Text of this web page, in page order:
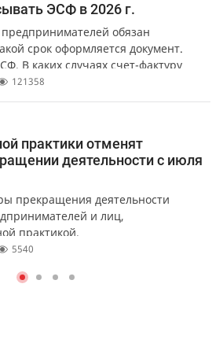
ЭСФ в 2026 г.
предпринимателей обязан
срок оформляется документ.
В каких случаях счет-фактуру
форме.
121358
практики отменят
деятельности с июля
прекращения деятельности
и лиц,
практикой.
5540